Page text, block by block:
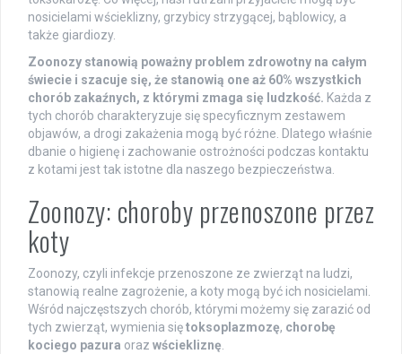
nosicielami wścieklizny, grzybicy strzygącej, bąblowicy, a
także giardiozy.
Zoonozy stanowią poważny problem zdrowotny na całym
świecie i szacuje się, że stanowią one aż 60% wszystkich
chorób zakaźnych, z którymi zmaga się ludzkość. Każda z
tych chorób charakteryzuje się specyficznym zestawem
objawów, a drogi zakażenia mogą być różne. Dlatego właśnie
dbanie o higienę i zachowanie ostrożności podczas kontaktu
z kotami jest tak istotne dla naszego bezpieczeństwa.
Zoonozy: choroby przenoszone przez
koty
Zoonozy, czyli infekcje przenoszone ze zwierząt na ludzi,
stanowią realne zagrożenie, a koty mogą być ich nosicielami.
Wśród najczęstszych chorób, którymi możemy się zarazić od
tych zwierząt, wymienia siętoksoplazmozę, chorobę
kociego pazura oraz wściekliznę.